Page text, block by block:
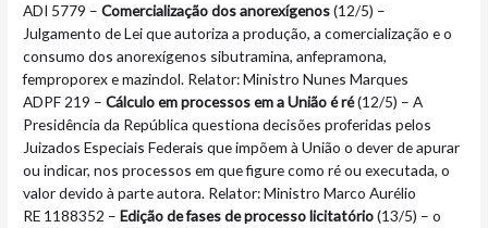
ADI 5779 –Comercialização dos anorexígenos(12/5) –
Julgamento de Lei que autoriza a produção, a comercialização e o
consumo dos anorexígenos sibutramina, anfepramona,
femproporex e mazindol. Relator: Ministro Nunes Marques
ADPF 219 –Cálculo em processos em a União é ré(12/5) – A
Presidência da República questiona decisões proferidas pelos
Juizados Especiais Federais que impõem à União o dever de apurar
ou indicar, nos processos em que figure como ré ou executada, o
valor devido à parte autora. Relator: Ministro Marco Aurélio
RE 1188352 – Edição de fases de processo licitatório(13/5) – o